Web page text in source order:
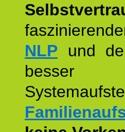
NLP und
besser